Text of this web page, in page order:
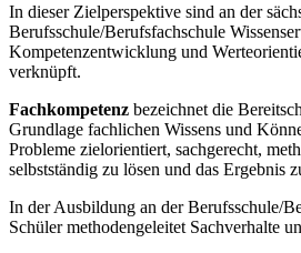
In dieser Zielperspektive sind an der
Berufsschule/Berufsfachschule
Kompetenzentwicklung und
verknüpft.
Fachkompetenz bezeichnet die
Grundlage fachlichen Wissens und
Probleme zielorientiert, sachgerecht,
selbstständig zu lösen und das Ergebnis
In der Ausbildung an der Berufsschule/
Schüler methodengeleitet Sachverhalte